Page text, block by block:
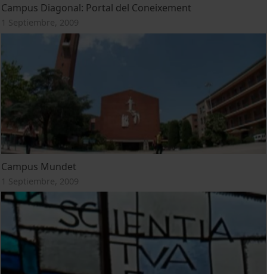
Campus Diagonal: Portal del Coneixement
1 Septiembre, 2009
Campus Mundet
1 Septiembre, 2009